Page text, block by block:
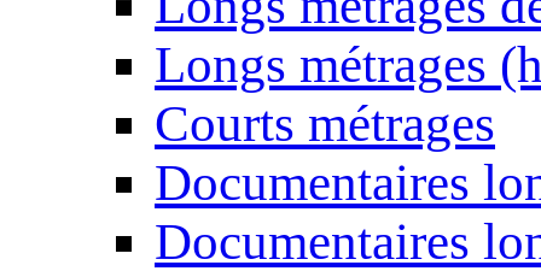
Longs métrages
Courts métrages
Documentaires
Documentaires